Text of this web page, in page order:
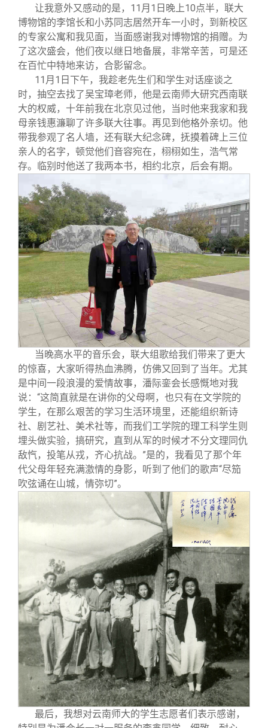
让我意外又感动的是，11月1日晚上10点半，联大
博物馆的李馆长和小苏同志居然开车一小时，到新校区
的专家公寓和我见面，当面感谢我对博物馆的捐赠。为
了这次盛会，他们夜以继日地备展，非常辛苦，可是还
在百忙中特地来访，合影留念。
11 月1日下午，我趁老先生们和学生对话座谈之
时，抽空去找了吴宝璋老师，他是云南师大研究西南联
大的权威，十年前我在北京见过他，当时他来我家和我
母亲钱惠濂聊了许多联大往事。再见到他格外亲切。他
带我参观了名人墙，还有联大纪念碑，抚摸着碑上三位
亲人的名字，顿觉他们音容宛在，栩栩如生，浩气常
存。临别时他送了我两本书，相约北京，后会有期。
当晚高水平的音乐会，联大组歌给我们带来了更大
的惊喜，大家听得热血沸腾，仿佛又回到了当年。尤其
是中间一段浪漫的爱情故事，潘际銮会长感慨地对我
说：“这简直就是在讲你的父母啊，也只有在文学院的
学生，在那么艰苦的学习生活环境里，还能组织新诗
社、剧艺社、美术社等，而我们工学院的理工科学生则
埋头做实验，搞研究，直到从军的时候才不分文理同仇
敌忾，投笔从戎，齐心抗战。”是的，我看见了那个年
代父母年轻充满激情的身影，听到了他们的歌声“尽笳
吹弦诵在山城，情弥切”。
最后，我想对云南师大的学生志愿者们表示感谢，